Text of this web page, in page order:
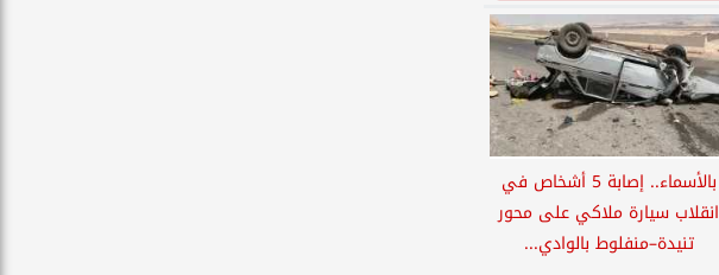
بالأسماء.. إصابة 5 أشخاص في
انقلاب سيارة ملاكي على محور
تنيدة–منفلوط بالوادي...